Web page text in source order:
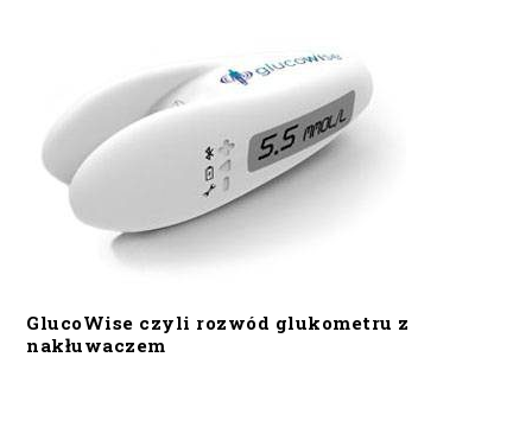
GlucoWise czyli rozwód glukometru z
nakłuwaczem